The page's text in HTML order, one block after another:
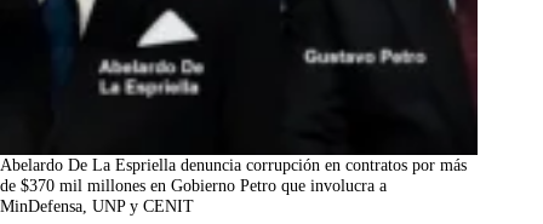
Abelardo De La Espriella denuncia corrupción en contratos por más
de $370 mil millones en Gobierno Petro que involucra a
MinDefensa, UNP y CENIT